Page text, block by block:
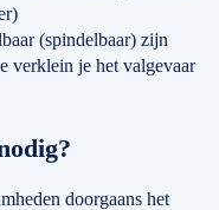
(spindelbaar) zijn
verklein je het valgevaar
doorgaans het